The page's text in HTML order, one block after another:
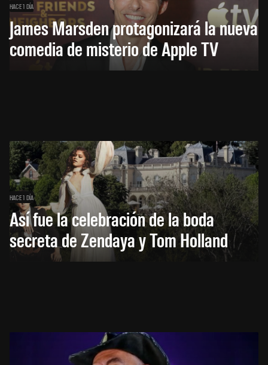
HACE 1 DÍA
James Marsden protagonizará la nueva
comedia de misterio de Apple TV
HACE 1 DÍA
Así fue la celebración de la boda
secreta de Zendaya y Tom Holland